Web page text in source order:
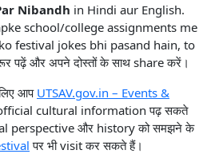
Nibandh in Hindi aur English.
school/college assignments me
festival jokes bhi pasand hain, to
पढ़ें और अपने दोस्तों के साथ share करें।
आप UTSAV.gov.in – Events &
official cultural information पढ़ सकते
perspective और history को समझने के
पर भी visit कर सकते हैं।